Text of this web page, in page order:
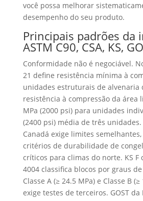
você possa melhorar
desempenho do seu produto.
Principais padrões da
ASTM C90, CSA, KS,
Conformidade não é negociável.
21 define resistência mínima à
unidades estruturais de alvenaria
resistência à compressão da área
MPa (2000 psi) para unidades
(2400 psi) média de três unidades.
Canadá exige limites
critérios de durabilidade de
críticos para climas do norte. KS F
4004 classifica blocos por graus
Classe A (≥ 24.5 MPa) e Classe B
exige testes de terceiros. GOST da